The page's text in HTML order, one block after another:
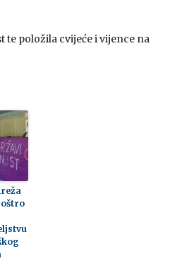
te položila cvijeće i vijence na